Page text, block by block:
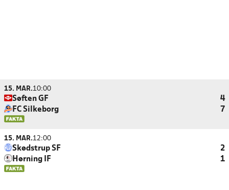
15. MAR.10:00
Søften GF
4
FC Silkeborg
7
15. MAR.12:00
Skødstrup SF
2
Hørning IF
1